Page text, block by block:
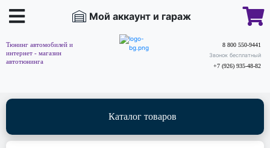
Мой аккаунт и гараж
Тюнинг автомобилей и
интернет - магазин
автотюнинга
8 800 550-9441
Звонок бесплатный
+7 (926) 935-48-82
Каталог товаров